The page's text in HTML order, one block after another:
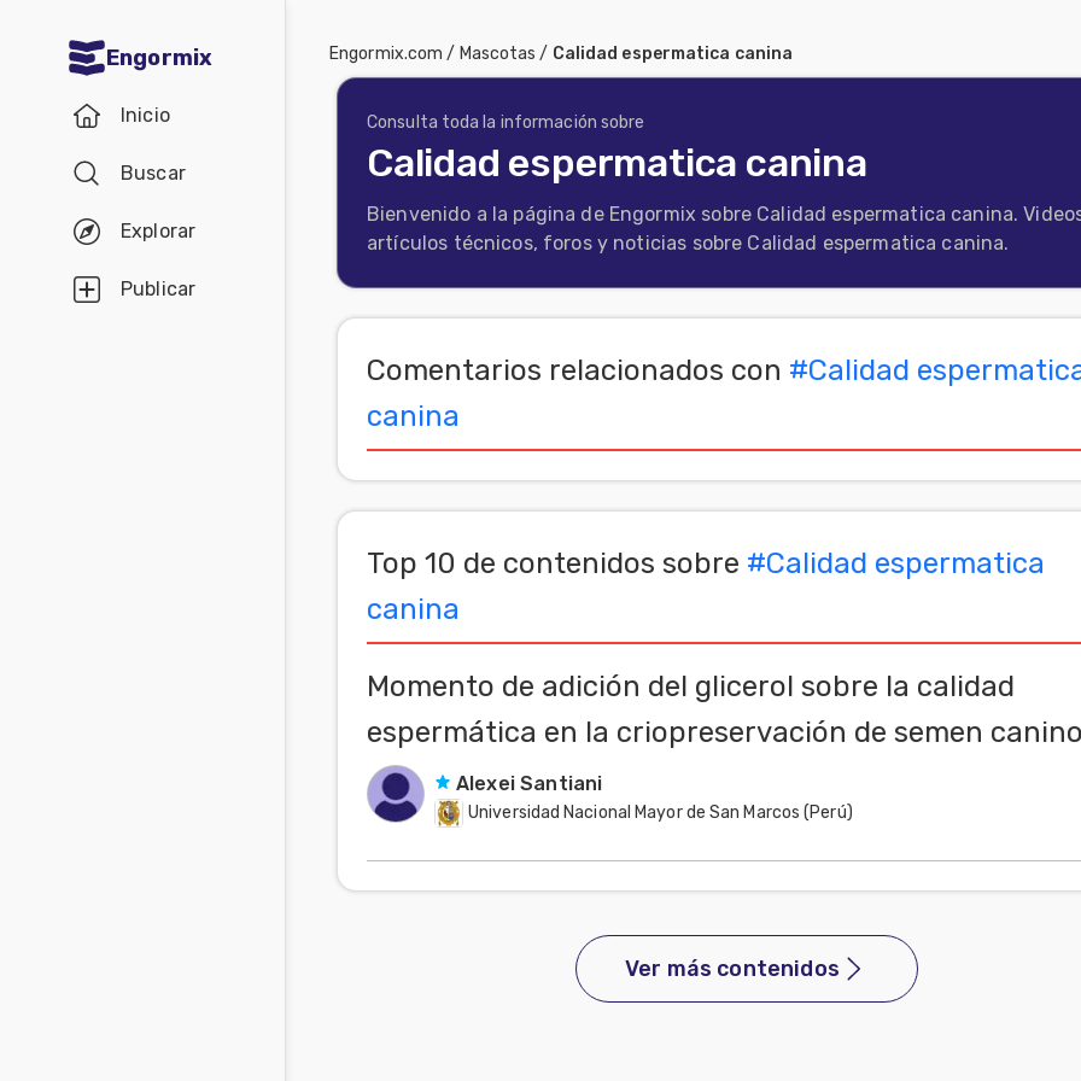
Engormix
Inicio
Buscar
Explorar
Publicar
Agricultura
Balanceados
Micotoxinas
Porcicultura
Engormix.com / Mascotas / Calidad espermatica canina
Consulta toda la información sobre
Calidad espermatica canina
Bienvenido a la página de Engormix sobre Calidad espermatica canina.
artículos técnicos, foros y noticias sobre Calidad espermatica canina.
Comentarios relacionados con #Calidad
canina
Top 10 de contenidos sobre #Calidad espermatica
canina
Momento de adición del glicerol sobre la calidad
espermática en la criopreservación de semen
Alexei Santiani
Universidad Nacional Mayor de San Marcos (Perú)
Ver más contenidos